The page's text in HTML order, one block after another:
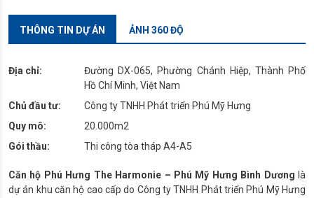
THÔNG TIN DỰ ÁN ẢNH 360 ĐỘ
Địa chỉ:
Đường DX-065, Phường Chánh Hiệp, Thành Phố
Hồ Chí Minh, Việt Nam
Chủ đầu tư:
Công ty TNHH Phát triển Phú Mỹ Hưng
Quy mô:
20.000m2
Gói thầu:
Thi công tòa tháp A4-A5
Căn hộ Phú Hưng The Harmonie – Phú Mỹ Hưng Bình Dương là
dự án khu căn hộ cao cấp do Công ty TNHH Phát triển Phú Mỹ Hưng